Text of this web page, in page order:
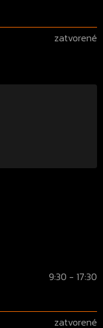
zatvorené
9:30 - 17:30
zatvorené